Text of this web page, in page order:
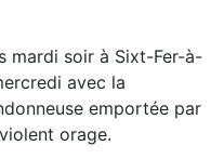
mardi soir à Sixt-Fer-à-
avec la
emportée par
orage.